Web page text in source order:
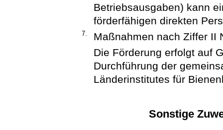
Betriebsausgaben) kann
förderfähigen direkten
7.
Maßnahmen nach Ziffer II
Die Förderung erfolgt auf
Durchführung der
Länderinstitutes für
Sonstige